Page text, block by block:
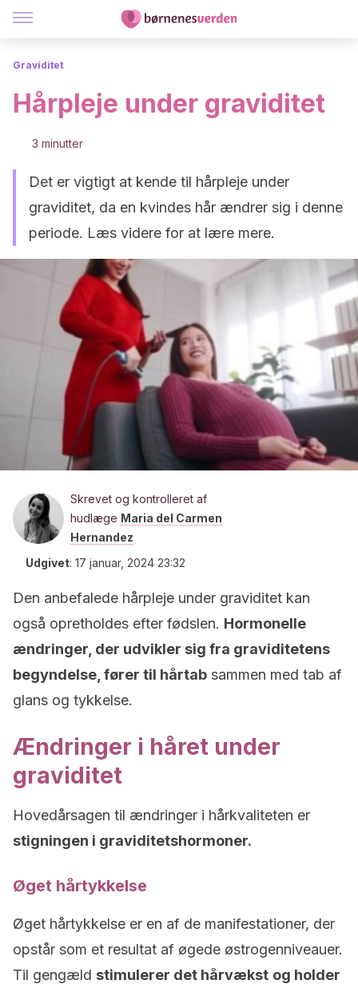
Graviditet
Hårpleje under graviditet
3 minutter
Det er vigtigt at kende til hårpleje under
graviditet, da en kvindes hår ændrer sig i denne
periode. Læs videre for at lære mere.
Skrevet og kontrolleret af
hudlæge Maria del Carmen
Hernandez
Udgivet: 17 januar, 2024 23:32
Den anbefalede hårpleje under graviditet kan
også opretholdes efter fødslen. Hormonelle
ændringer, der udvikler sig fra graviditetens
begyndelse, fører til hårtab sammen med tab af
glans og tykkelse.
Ændringer i håret under
graviditet
Hovedårsagen til ændringer i hårkvaliteten er
stigningen i graviditetshormoner.
Øget hårtykkelse
Øget hårtykkelse er en af de manifestationer, der
opstår som et resultat af øgede østrogenniveauer.
Til gengæld stimulerer det hårvækst og holder